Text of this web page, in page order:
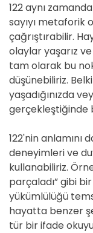
122 aynı
sayıyı metaforik
çağrıştırabilir.
olaylar yaşarız
tam olarak bu
düşünebiliriz.
yaşadığınızda
gerçekleştiğinde
122'nin anlamını
deneyimleri ve
kullanabiliriz.
parçaladı” gibi
yükümlülüğü
hayatta benzer
tür bir ifade